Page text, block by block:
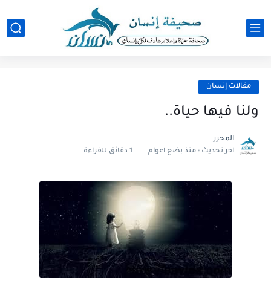
مقالات إنسان
ولنا فيها حياة..
المحرر
اخر تحديث : منذ بضع اعوام 1 دقائق للقراءة